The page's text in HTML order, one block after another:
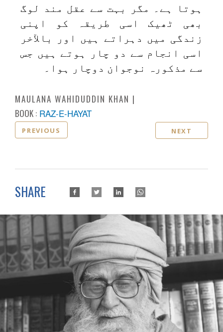
ہوتا ہے۔ مگر بہت سے عقل مند لوگ
بھی ٹھیک اسی طریقہ کو اپنی
زندگی میں دہراتے ہیں اور بالآخر
اسی انجام سے دو چار ہوتے ہیں جس
سے مذکورہ نوجوان دوچار ہوا۔
MAULANA WAHIDUDDIN KHAN
BOOK : RAZ-E-HAYAT
PREVIOUS NEXT
SHARE